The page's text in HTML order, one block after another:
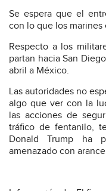
Se espera que el
con lo que los marines
Respecto a los
partan hacia San
abril a México.
Las autoridades no
algo que ver con la
las acciones de
tráfico de fentanilo,
Donald Trump ha
amenazado con